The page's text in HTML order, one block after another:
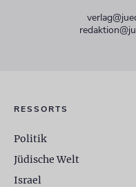
RESSORTS
Politik
Jüdische Welt
Israel